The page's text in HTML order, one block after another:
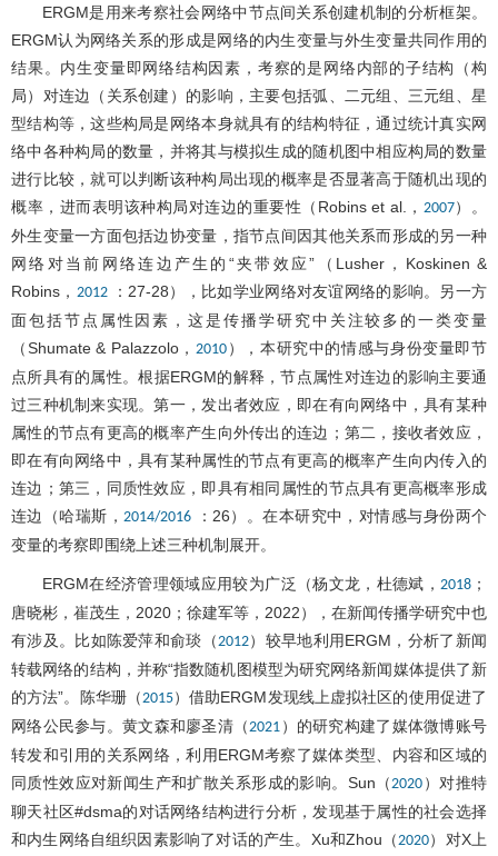
ERGM是用来考察社会网络中节点间关系创建机制的分析框架。
ERGM认为网络关系的形成是网络的内生变量与外生变量共同作用的
结果。内生变量即网络结构因素，考察的是网络内部的子结构（构
局）对连边（关系创建）的影响，主要包括弧、二元组、三元组、星
型结构等，这些构局是网络本身就具有的结构特征，通过统计真实网
络中各种构局的数量，并将其与模拟生成的随机图中相应构局的数量
进行比较，就可以判断该种构局出现的概率是否显著高于随机出现的
概率，进而表明该种构局对连边的重要性（Robins et al.， 2007）。
外生变量一方面包括边协变量，指节点间因其他关系而形成的另一种
网络对当前网络连边产生的“夹带效应”（Lusher，Koskinen &
Robins， 2012：27-28），比如学业网络对友谊网络的影响。另一方
面包括节点属性因素，这是传播学研究中关注较多的一类变量
（Shumate & Palazzolo， 2010 ），本研究中的情感与身份变量即节
点所具有的属性。根据ERGM的解释，节点属性对连边的影响主要通
过三种机制来实现。第一，发出者效应，即在有向网络中，具有某种
属性的节点有更高的概率产生向外传出的连边；第二，接收者效应，
即在有向网络中，具有某种属性的节点有更高的概率产生向内传入的
连边；第三，同质性效应，即具有相同属性的节点具有更高概率形成
连边（哈瑞斯， 2014/2016 ：26）。在本研究中，对情感与身份两个
变量的考察即围绕上述三种机制展开。
ERGM在经济管理领域应用较为广泛（杨文龙，杜德斌， 2018 ；
唐晓彬，崔茂生，2020；徐建军等，2022），在新闻传播学研究中也
有涉及。比如陈爱萍和俞琰（2012）较早地利用ERGM，分析了新闻
转载网络的结构，并称“指数随机图模型为研究网络新闻媒体提供了新
的方法”。陈华珊（2015）借助ERGM发现线上虚拟社区的使用促进了
网络公民参与。黄文森和廖圣清（2021 ）的研究构建了媒体微博账号
转发和引用的关系网络，利用ERGM考察了媒体类型、内容和区域的
同质性效应对新闻生产和扩散关系形成的影响。Sun（2020 ）对推特
聊天社区#dsma的对话网络结构进行分析，发现基于属性的社会选择
和内生网络自组织因素影响了对话的产生。Xu和Zhou（2020）对X上